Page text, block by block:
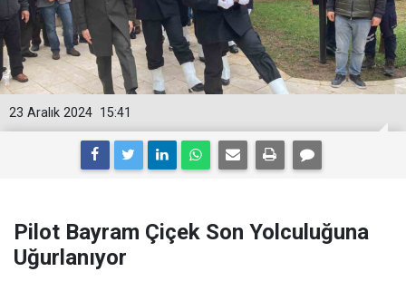
15:41
23 Aralık 2024
Pilot Bayram Çiçek Son Yolculuğuna
Uğurlanıyor